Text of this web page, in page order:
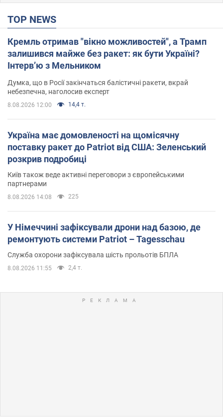
TOP NEWS
Кремль отримав "вікно можливостей", а Трамп
залишився майже без ракет: як бути Україні?
Інтерв’ю з Мельником
Думка, що в Росії закінчаться балістичні ракети, вкрай
небезпечна, наголосив експерт
8.08.2026 12:00 14,4 т.
Україна має домовленості на щомісячну
поставку ракет до Patriot від США: Зеленський
розкрив подробиці
Київ також веде активні переговори з європейськими
партнерами
8.08.2026 14:08 225
У Німеччині зафіксували дрони над базою, де
ремонтують системи Patriot – Tagesschau
Служба охорони зафіксувала шість прольотів БПЛА
8.08.2026 11:55 2,4 т.